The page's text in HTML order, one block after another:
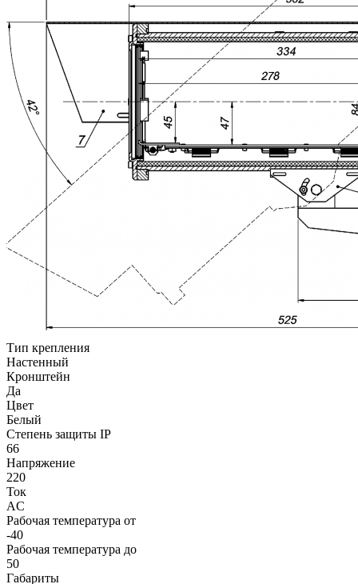
Тип крепления
Настенный
Кронштейн
Да
Цвет
Белый
Степень защиты IP
66
Напряжение
220
Ток
AC
Рабочая температура от
-40
Рабочая температура до
50
Габариты